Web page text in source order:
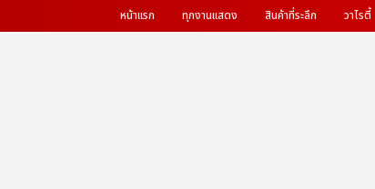
หน้าแรก ทุกงานแสดง สินค้าที่ระลึก วาไรตี้